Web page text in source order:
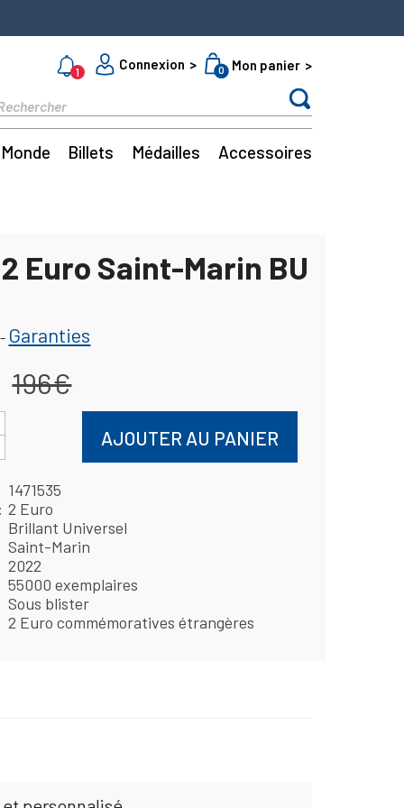
1
Connexion 0 Mon panier
Monde Billets Médailles Accessoires
Euro Saint-Marin BU
Garanties
196€
AJOUTER AU PANIER
1471535
2 Euro
Brillant Universel
Saint-Marin
2022
55000 exemplaires
Sous blister
2 Euro commémoratives étrangères